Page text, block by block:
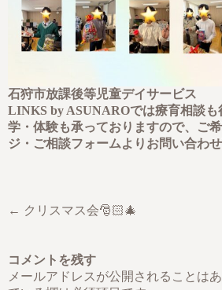
石狩市放課後等児童デイサービス
LINKS by ASUNAROでは療育相談も
学・体験も承っておりますので、ご
ジ・ご相談フォームよりお問い合わせ
← クリスマス会🎅🏻🎄
コメントを残す
メールアドレスが公開されることはあ